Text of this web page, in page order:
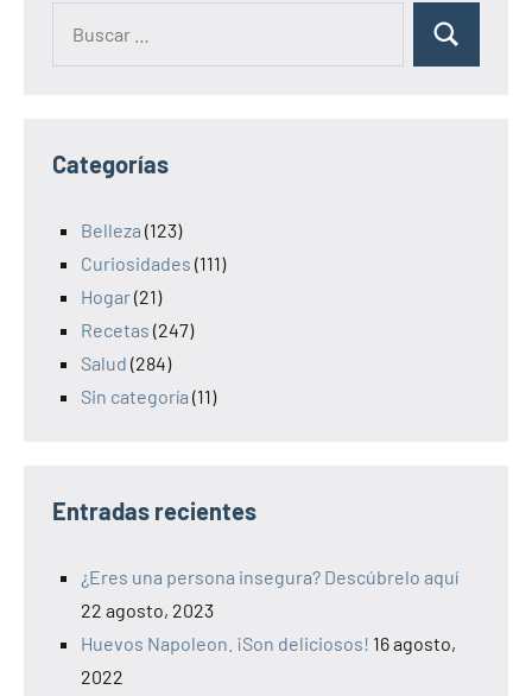
Categorías
Belleza (123)
Curiosidades (111)
Hogar(21)
Recetas (247)
Salud (284)
Sin categoría (11)
Entradas recientes
¿Eres una persona insegura? Descúbrelo aquí
22 agosto, 2023
Huevos Napoleon. ¡Son deliciosos! 16 agosto,
2022